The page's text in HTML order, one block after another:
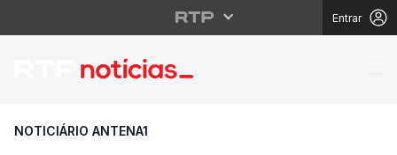
Entrar
22h Já terminou a
NOTICIÁRIO ANTENA1